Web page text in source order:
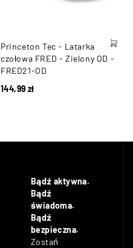
Princeton Tec - Latarka
czołowa FRED - Zielony OD -
FRED21-OD
144,99 zł
Bądź aktywna.
Bądź
świadoma.
Bądź
bezpieczna.
Zostań